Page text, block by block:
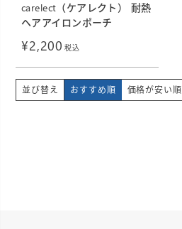
carelect（ケアレクト） 耐熱
ヘアアイロンポーチ
¥2,200 税込
並び替え おすすめ順 価格が安い順